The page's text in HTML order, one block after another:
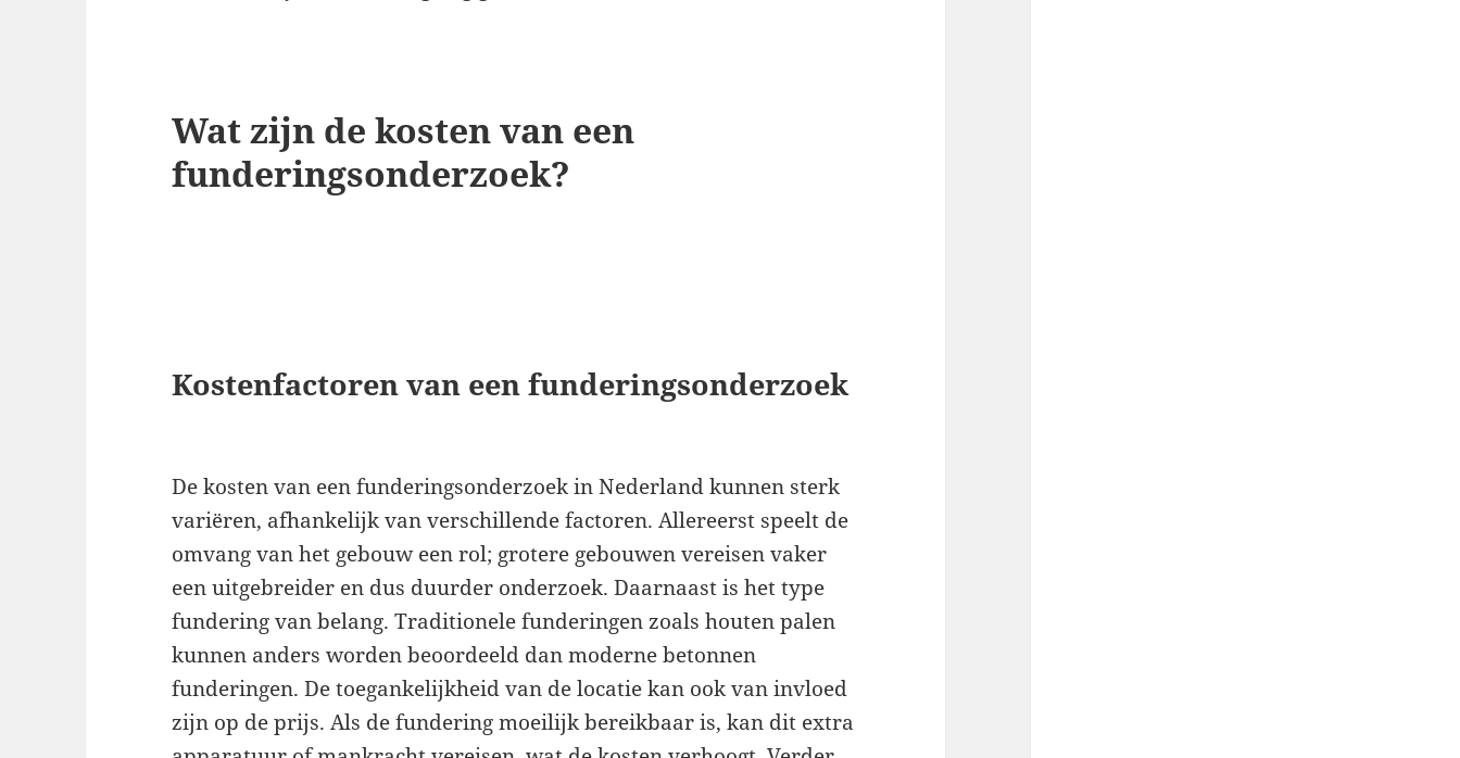
Wat zijn de kosten van een
funderingsonderzoek?
Kostenfactoren van een funderingsonderzoek
De kosten van een funderingsonderzoek in Nederland kunnen sterk
variëren, afhankelijk van verschillende factoren. Allereerst speelt de
omvang van het gebouw een rol; grotere gebouwen vereisen vaker
een uitgebreider en dus duurder onderzoek. Daarnaast is het type
fundering van belang. Traditionele funderingen zoals houten palen
kunnen anders worden beoordeeld dan moderne betonnen
funderingen. De toegankelijkheid van de locatie kan ook van invloed
zijn op de prijs. Als de fundering moeilijk bereikbaar is, kan dit extra